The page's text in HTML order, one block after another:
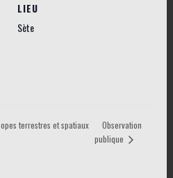
LIEU
Sète
terrestres et spatiaux
Observation
publique